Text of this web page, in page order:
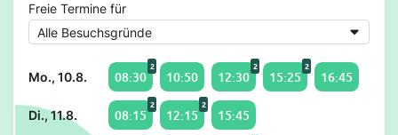
Freie Termine für
Mo., 10.8. 08:30
2
10:50 12:30
2
15:25
2
16:45
Di., 11.8. 08:15
2
12:15
2
15:45